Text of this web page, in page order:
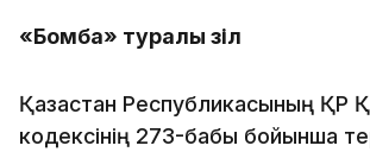
«Бомба» туралы әзіл
Қазақстан Республикасының ҚР
кодексінің 273-бабы бойынша